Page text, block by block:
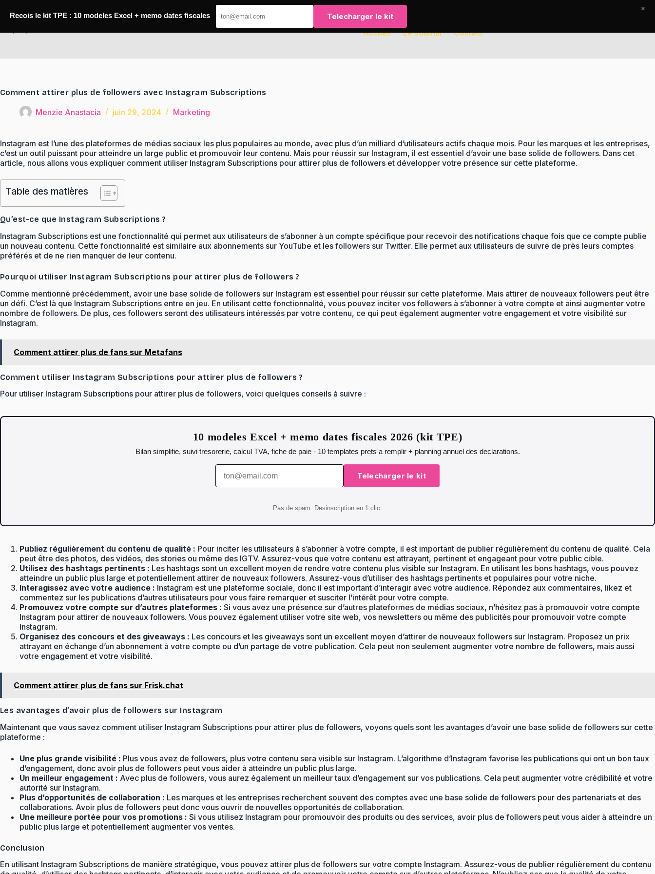
Accueil Le Journal Contact
Comment attirer plus de followers avec Instagram Subscriptions
Menzie Anastacia juin 29, 2024 Marketing
Instagram est l’une des plateformes de médias sociaux les plus populaires au monde, avec plus d’un milliard d’utilisateurs actifs chaque mois. Pour les marques et les entreprises,
c’est un outil puissant pour atteindre un large public et promouvoir leur contenu. Mais pour réussir sur Instagram, il est essentiel d’avoir une base solide de followers. Dans cet
article, nous allons vous expliquer comment utiliser Instagram Subscriptions pour attirer plus de followers et développer votre présence sur cette plateforme.
Table des matières
Qu’est-ce que Instagram Subscriptions ?
Instagram Subscriptions est une fonctionnalité qui permet aux utilisateurs de s’abonner à un compte spécifique pour recevoir des notifications chaque fois que ce compte publie
un nouveau contenu. Cette fonctionnalité est similaire aux abonnements sur YouTube et les followers sur Twitter. Elle permet aux utilisateurs de suivre de près leurs comptes
préférés et de ne rien manquer de leur contenu.
Pourquoi utiliser Instagram Subscriptions pour attirer plus de followers ?
Comme mentionné précédemment, avoir une base solide de followers sur Instagram est essentiel pour réussir sur cette plateforme. Mais attirer de nouveaux followers peut être
un défi. C’est là que Instagram Subscriptions entre en jeu. En utilisant cette fonctionnalité, vous pouvez inciter vos followers à s’abonner à votre compte et ainsi augmenter votre
nombre de followers. De plus, ces followers seront des utilisateurs intéressés par votre contenu, ce qui peut également augmenter votre engagement et votre visibilité sur
Instagram.
Comment attirer plus de fans sur Metafans
Comment utiliser Instagram Subscriptions pour attirer plus de followers ?
Pour utiliser Instagram Subscriptions pour attirer plus de followers, voici quelques conseils à suivre :
10 modeles Excel + memo dates fiscales 2026 (kit TPE)
Bilan simplifie, suivi tresorerie, calcul TVA, fiche de paie - 10 templates prets a remplir + planning annuel des declarations.
Telecharger le kit
Pas de spam. Desinscription en 1 clic.
Publiez régulièrement du contenu de qualité : Pour inciter les utilisateurs à s’abonner à votre compte, il est important de publier régulièrement du contenu de qualité. Cela
peut être des photos, des vidéos, des stories ou même des IGTV. Assurez-vous que votre contenu est attrayant, pertinent et engageant pour votre public cible.
Utilisez des hashtags pertinents : Les hashtags sont un excellent moyen de rendre votre contenu plus visible sur Instagram. En utilisant les bons hashtags, vous pouvez
atteindre un public plus large et potentiellement attirer de nouveaux followers. Assurez-vous d’utiliser des hashtags pertinents et populaires pour votre niche.
Interagissez avec votre audience : Instagram est une plateforme sociale, donc il est important d’interagir avec votre audience. Répondez aux commentaires, likez et
commentez sur les publications d’autres utilisateurs pour vous faire remarquer et susciter l’intérêt pour votre compte.
Promouvez votre compte sur d’autres plateformes : Si vous avez une présence sur d’autres plateformes de médias sociaux, n’hésitez pas à promouvoir votre compte
Instagram pour attirer de nouveaux followers. Vous pouvez également utiliser votre site web, vos newsletters ou même des publicités pour promouvoir votre compte
Instagram.
Organisez des concours et des giveaways : Les concours et les giveaways sont un excellent moyen d’attirer de nouveaux followers sur Instagram. Proposez un prix
attrayant en échange d’un abonnement à votre compte ou d’un partage de votre publication. Cela peut non seulement augmenter votre nombre de followers, mais aussi
votre engagement et votre visibilité.
Comment attirer plus de fans sur Frisk.chat
Les avantages d’avoir plus de followers sur Instagram
Maintenant que vous savez comment utiliser Instagram Subscriptions pour attirer plus de followers, voyons quels sont les avantages d’avoir une base solide de followers sur cette
plateforme :
Une plus grande visibilité : Plus vous avez de followers, plus votre contenu sera visible sur Instagram. L’algorithme d’Instagram favorise les publications qui ont un bon taux
d’engagement, donc avoir plus de followers peut vous aider à atteindre un public plus large.
Un meilleur engagement : Avec plus de followers, vous aurez également un meilleur taux d’engagement sur vos publications. Cela peut augmenter votre crédibilité et votre
autorité sur Instagram.
Plus d’opportunités de collaboration : Les marques et les entreprises recherchent souvent des comptes avec une base solide de followers pour des partenariats et des
collaborations. Avoir plus de followers peut donc vous ouvrir de nouvelles opportunités de collaboration.
Une meilleure portée pour vos promotions : Si vous utilisez Instagram pour promouvoir des produits ou des services, avoir plus de followers peut vous aider à atteindre un
public plus large et potentiellement augmenter vos ventes.
Conclusion
En utilisant Instagram Subscriptions de manière stratégique, vous pouvez attirer plus de followers sur votre compte Instagram. Assurez-vous de publier régulièrement du contenu
Recois le kit TPE : 10 modeles Excel + memo dates fiscales Telecharger le kit
×